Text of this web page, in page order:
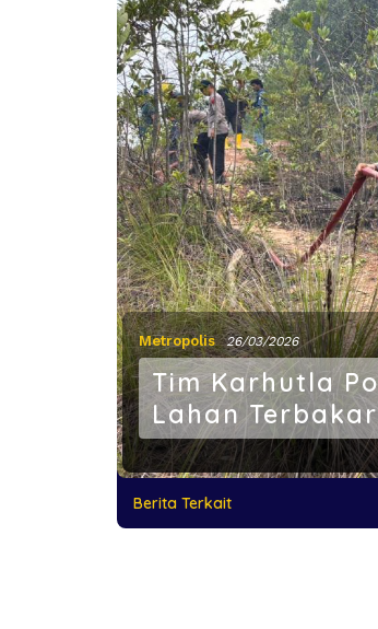
Metropolis 26/03/2026
Tim Karhutla
Lahan
Berita Terkait